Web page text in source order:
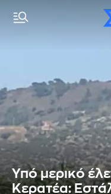
Υπό μερικό
Κερατέα: